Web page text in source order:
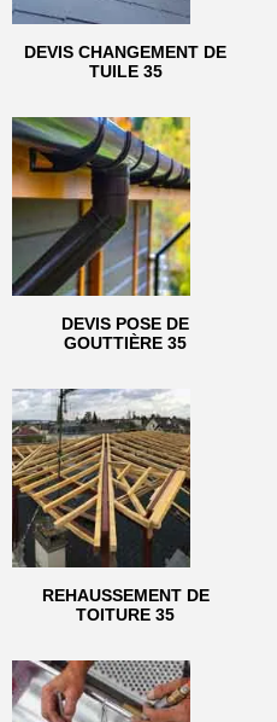
DEVIS CHANGEMENT DE
TUILE 35
DEVIS POSE DE
GOUTTIÈRE 35
REHAUSSEMENT DE
TOITURE 35